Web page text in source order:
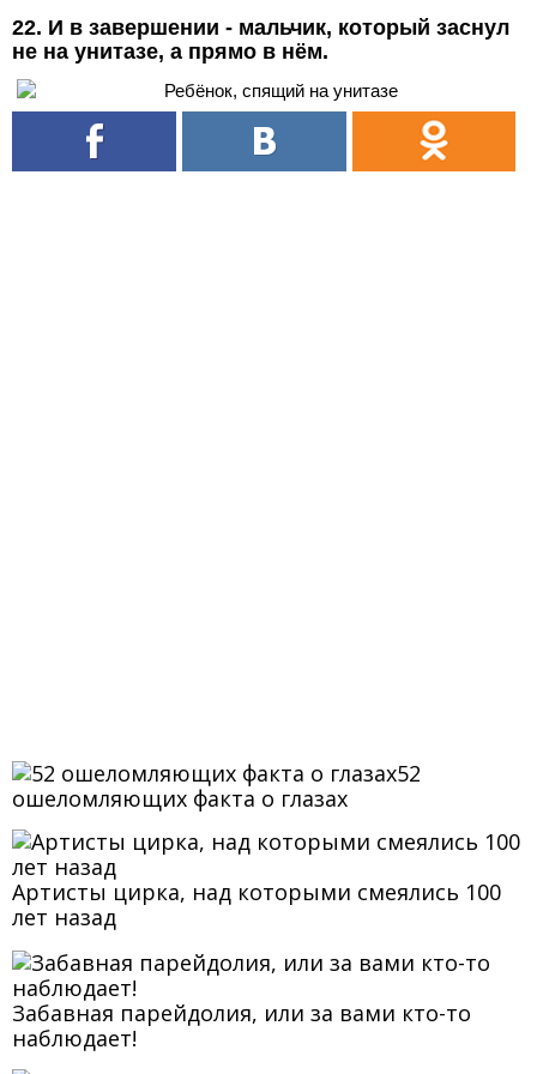
22. И в завершении - мальчик, который заснул
не на унитазе, а прямо в нём.
52
ошеломляющих факта о глазах
Артисты цирка, над которыми смеялись 100
лет назад
Забавная парейдолия, или за вами кто-то
наблюдает!